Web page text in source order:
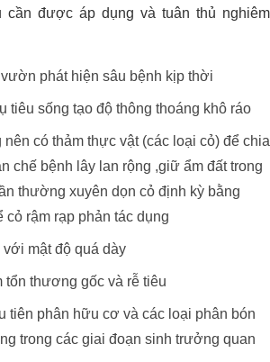
cần được áp dụng và tuân thủ nghiêm
phát hiện sâu bệnh kịp thời
tiêu sống tạo độ thông thoáng khô ráo
nên có thảm thực vật (các loại cỏ) để chia
chế bệnh lây lan rộng ,giữ ẩm đất trong
thường xuyên dọn cỏ định kỳ bằng
cỏ rậm rạp phản tác dụng
với mật độ quá dày
tổn thương gốc và rễ tiêu
tiên phân hữu cơ và các loại phân bón
trong các giai đoạn sinh trưởng quan